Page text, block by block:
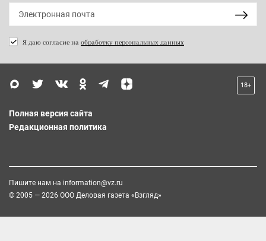
Я даю согласие на обработку персональных данных
18+
Полная версия сайта
Редакционная политика
Пишите нам на information@vz.ru
© 2005 — 2026 ООО Деловая газета «Взгляд»